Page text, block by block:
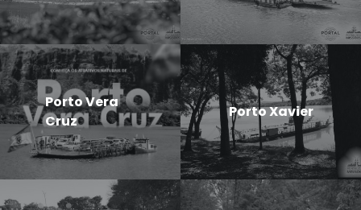
Porto Vera
Cruz
Porto Xavier